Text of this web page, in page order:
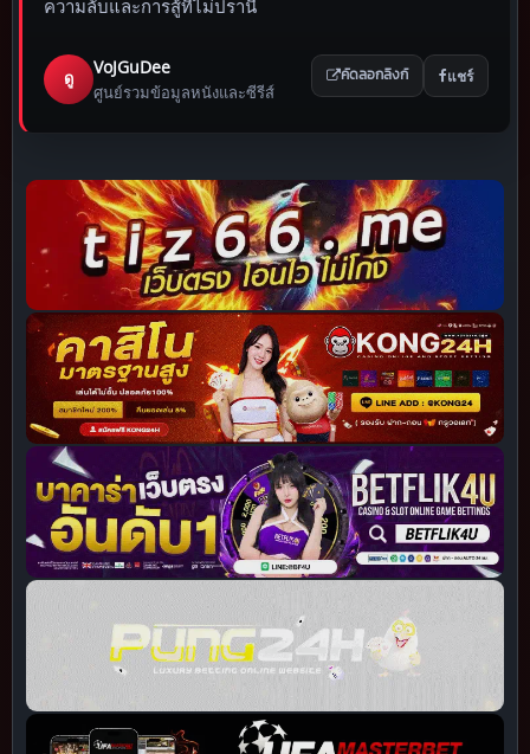
ความลับและการสู้ที่ไม่ปรานี
ดู
VoJGuDee
ศูนย์รวมข้อมูลหนังและซีรีส์
คัดลอกลิงก์ แชร์